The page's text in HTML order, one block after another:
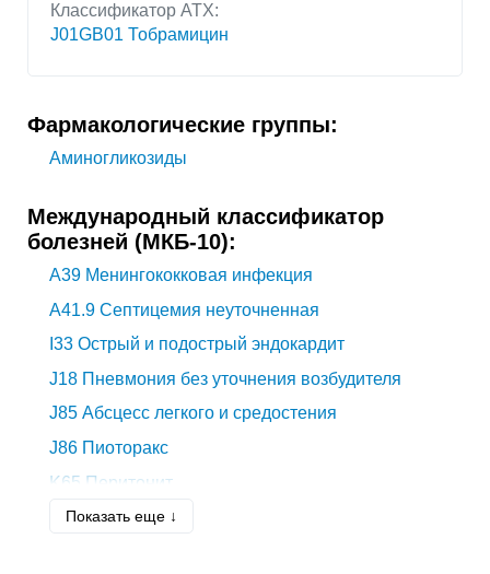
Классификатор АТХ:
J01GB01 Тобрамицин
Фармакологические группы:
Аминогликозиды
Международный классификатор
болезней (МКБ-10):
A39 Менингококковая инфекция
A41.9 Септицемия неуточненная
I33 Острый и подострый эндокардит
J18 Пневмония без уточнения возбудителя
J85 Абсцесс легкого и средостения
J86 Пиоторакс
K65 Перитонит
L08.9Местная инфекция кожи и подкожной
Показать еще ↓